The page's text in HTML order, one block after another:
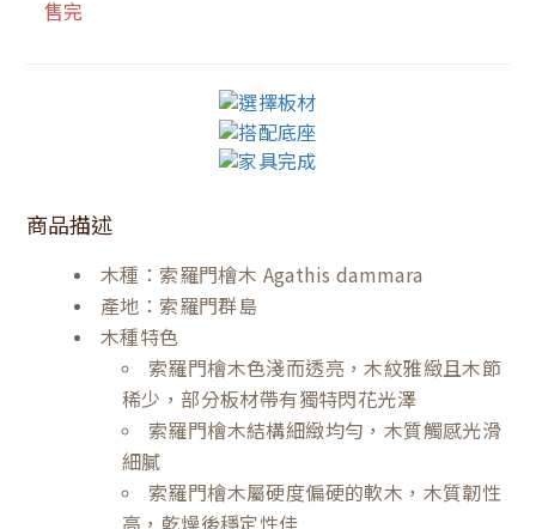
售完
商品描述
木種：索羅門檜木 Agathis dammara
產地：索羅門群島
木種特色
索羅門檜木色淺而透亮，木紋雅緻且木節
稀少，部分板材帶有獨特閃花光澤
索羅門檜木結構細緻均勻，木質觸感光滑
細膩
索羅門檜木屬硬度偏硬的軟木，木質韌性